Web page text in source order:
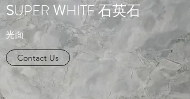
SUPER WHITE 石英石
光面
Contact Us